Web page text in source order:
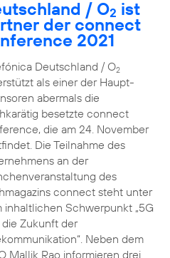
/ O2 ist
der connect
2021
Deutschland / O2
als einer der Haupt-
abermals die
besetzte connect
die am 24. November
Die Teilnahme des
an der
des
connect steht unter
inhaltlichen Schwerpunkt „5G
Zukunft der
Neben dem
Mallik Rao informieren drei